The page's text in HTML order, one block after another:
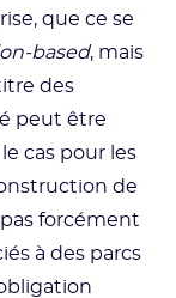
que ce se
based, mais
des
peut être
cas pour les
de
pas forcément
à des parcs